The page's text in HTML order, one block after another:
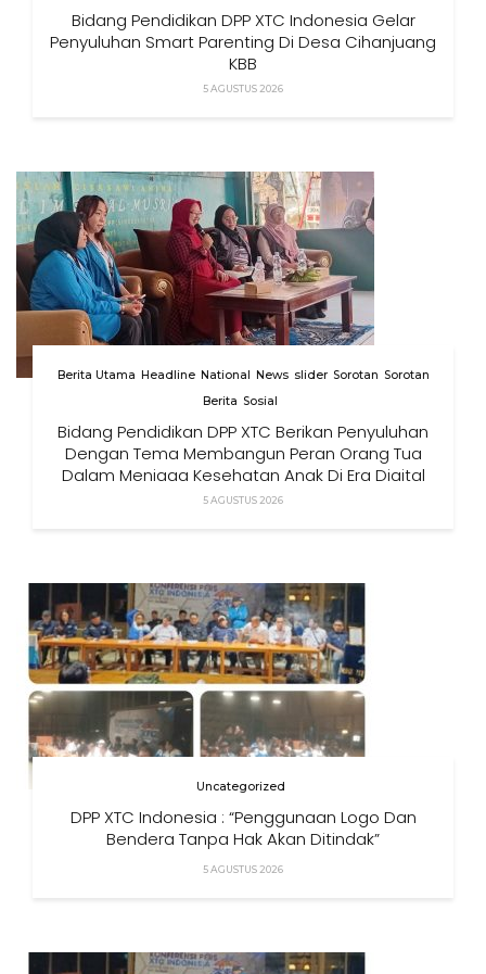
Bidang Pendidikan DPP XTC Indonesia Gelar
Penyuluhan Smart Parenting Di Desa Cihanjuang
KBB
5 AGUSTUS 2026
Berita Utama Headline National News slider Sorotan Sorotan
Berita Sosial
Bidang Pendidikan DPP XTC Berikan Penyuluhan
Dengan Tema Membangun Peran Orang Tua
Dalam Menjaga Kesehatan Anak Di Era Digital
5 AGUSTUS 2026
Uncategorized
DPP XTC Indonesia : “Penggunaan Logo Dan
Bendera Tanpa Hak Akan Ditindak”
5 AGUSTUS 2026